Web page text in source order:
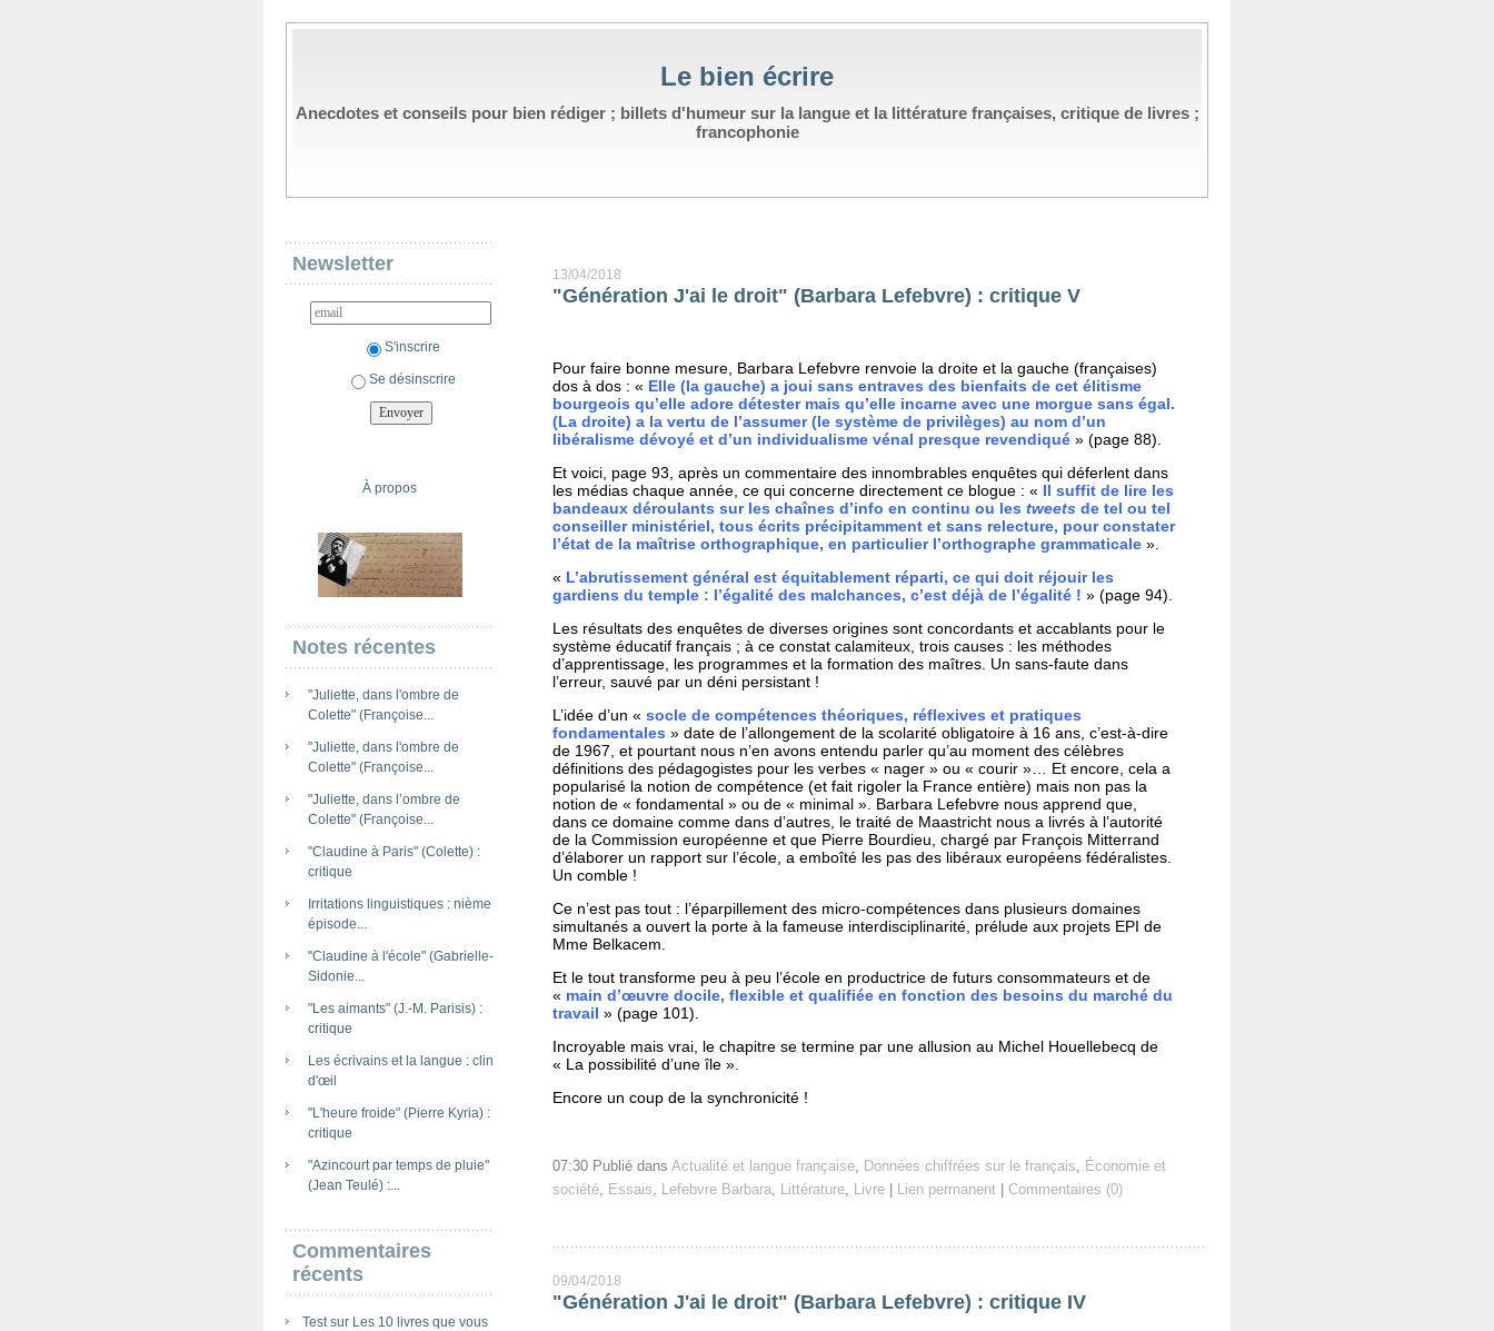
Le bien écrire
Anecdotes et conseils pour bien rédiger ; billets d'humeur sur la langue et la littérature françaises, critique de livres ;
francophonie
Newsletter
S'inscrire
Se désinscrire
À propos
Notes récentes
"Juliette, dans l'ombre de
Colette" (Françoise...
"Juliette, dans l'ombre de
Colette" (Françoise...
"Juliette, dans l’ombre de
Colette" (Françoise...
"Claudine à Paris" (Colette) :
critique
Irritations linguistiques : nième
épisode...
"Claudine à l'école" (Gabrielle-
Sidonie...
"Les aimants" (J.-M. Parisis) :
critique
Les écrivains et la langue : clin
d'œil
"L'heure froide" (Pierre Kyria) :
critique
"Azincourt par temps de pluie"
(Jean Teulé) :...
Commentaires
récents
Testsur Les 10 livres que vous
13/04/2018
"Génération J'ai le droit" (Barbara Lefebvre) : critique V
Pour faire bonne mesure, Barbara Lefebvre renvoie la droite et la gauche (françaises)
dos à dos : « Elle (la gauche) a joui sans entraves des bienfaits de cet élitisme
bourgeois qu’elle adore détester mais qu’elle incarne avec une morgue sans égal.
(La droite) a la vertu de l’assumer (le système de privilèges) au nom d’un
libéralisme dévoyé et d’un individualisme vénal presque revendiqué » (page 88).
Et voici, page 93, après un commentaire des innombrables enquêtes qui déferlent dans
les médias chaque année, ce qui concerne directement ce blogue : « Il suffit de lire les
bandeaux déroulants sur les chaînes d’info en continu ou les tweets de tel ou tel
conseiller ministériel, tous écrits précipitamment et sans relecture, pour constater
l’état de la maîtrise orthographique, en particulier l’orthographe grammaticale ».
« L’abrutissement général est équitablement réparti, ce qui doit réjouir les
gardiens du temple : l’égalité des malchances, c’est déjà de l’égalité ! » (page 94).
Les résultats des enquêtes de diverses origines sont concordants et accablants pour le
système éducatif français ; à ce constat calamiteux, trois causes : les méthodes
d’apprentissage, les programmes et la formation des maîtres. Un sans-faute dans
l’erreur, sauvé par un déni persistant !
L’idée d’un « socle de compétences théoriques, réflexives et pratiques
fondamentales » date de l’allongement de la scolarité obligatoire à 16 ans, c’est-à-dire
de 1967, et pourtant nous n’en avons entendu parler qu’au moment des célèbres
définitions des pédagogistes pour les verbes « nager » ou « courir »… Et encore, cela a
popularisé la notion de compétence (et fait rigoler la France entière) mais non pas la
notion de « fondamental » ou de « minimal ». Barbara Lefebvre nous apprend que,
dans ce domaine comme dans d’autres, le traité de Maastricht nous a livrés à l’autorité
de la Commission européenne et que Pierre Bourdieu, chargé par François Mitterrand
d’élaborer un rapport sur l’école, a emboîté les pas des libéraux européens fédéralistes.
Un comble !
Ce n’est pas tout : l’éparpillement des micro-compétences dans plusieurs domaines
simultanés a ouvert la porte à la fameuse interdisciplinarité, prélude aux projets EPI de
Mme Belkacem.
Et le tout transforme peu à peu l’école en productrice de futurs consommateurs et de
« main d’œuvre docile, flexible et qualifiée en fonction des besoins du marché du
travail » (page 101).
Incroyable mais vrai, le chapitre se termine par une allusion au Michel Houellebecq de
« La possibilité d’une île ».
Encore un coup de la synchronicité !
07:30 Publié dans Actualité et langue française, Données chiffrées sur le français, Économie et
société, Essais, Lefebvre Barbara, Littérature, Livre Lien permanent Commentaires (0)
09/04/2018
"Génération J'ai le droit" (Barbara Lefebvre) : critique IV